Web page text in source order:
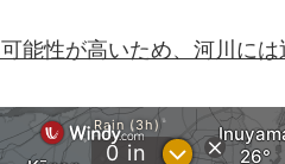
能性が高いため、河川に